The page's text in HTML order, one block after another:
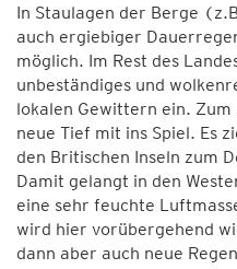
In Staulagen der Berge
auch ergiebiger
möglich. Im Rest des
unbeständiges und
lokalen Gewittern ein. Zum
neue Tief mit ins Spiel. Es
den Britischen Inseln zum
Damit gelangt in den
eine sehr feuchte
wird hier vorübergehend
dann aber auch neue